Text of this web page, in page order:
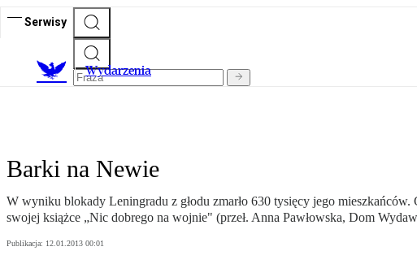
Serwisy
Wydarzenia
Barki na Newie
W wyniku blokady Leningradu z głodu zmarło 630 tysięcy jego
swojej książce „Nic dobrego na wojnie" (przeł. Anna Pawłowska, Dom
Publikacja: 12.01.2013 00:01